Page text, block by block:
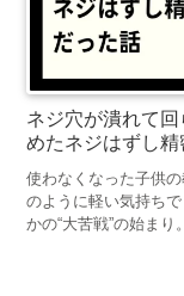
ネジ穴が潰れて
めたネジはずし
使わなくなった子供
のように軽い気持ち
かの“大苦戦”の始ま